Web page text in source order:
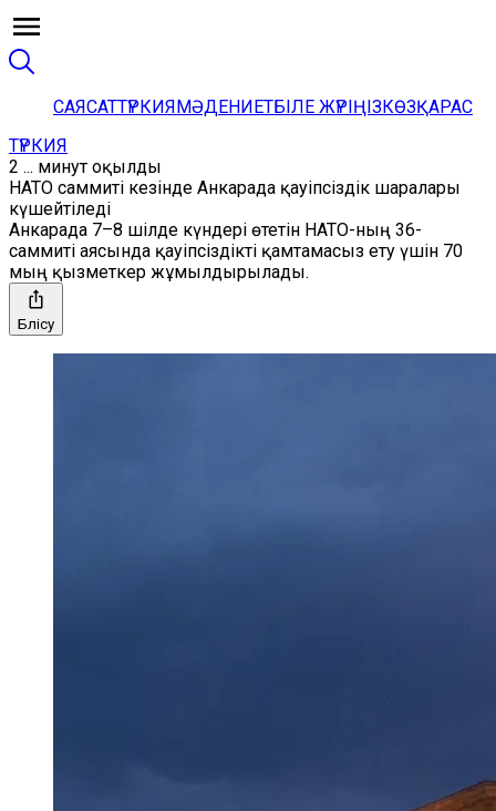
САЯСАТТҮРКИЯМӘДЕНИЕТБІЛЕ ЖҮРІҢІЗКӨЗҚАРАС
ТҮРКИЯ
2 ... минут оқылды
НАТО саммиті кезінде Анкарада қауіпсіздік шаралары
күшейтіледі
Анкарада 7–8 шілде күндері өтетін НАТО-ның 36-
саммиті аясында қауіпсіздікті қамтамасыз ету үшін 70
мың қызметкер жұмылдырылады.
Бөлісу